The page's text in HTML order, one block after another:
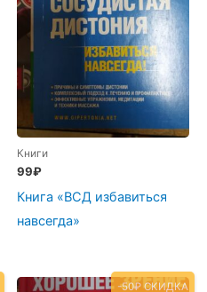
Книги
99₽
Книга «ВСД избавиться
навсегда»
-50₽ СКИДКА